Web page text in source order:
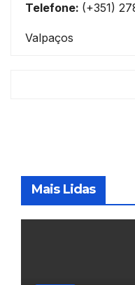
Telefone: (+351)
Valpaços
Mais Lidas